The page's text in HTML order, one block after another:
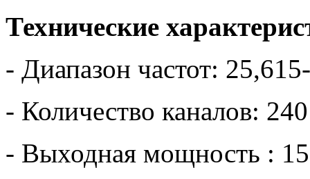
Технические
- Диапазон частот:
- Количество каналов:
- Выходная мощность :